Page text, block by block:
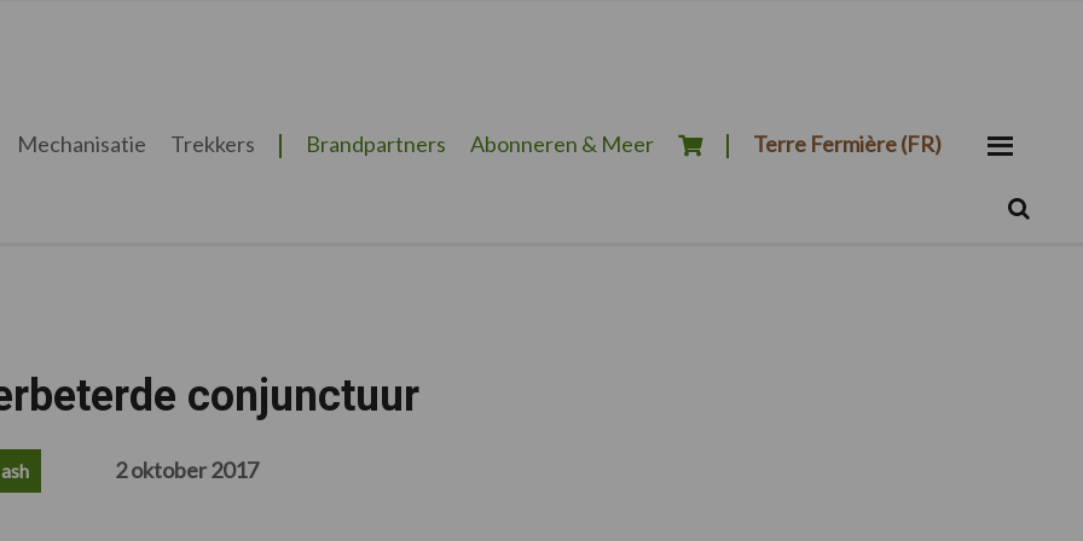
Mechanisatie Trekkers Brandpartners Abonneren & Meer Terre Fermière (FR)
conjunctuur
2 oktober 2017